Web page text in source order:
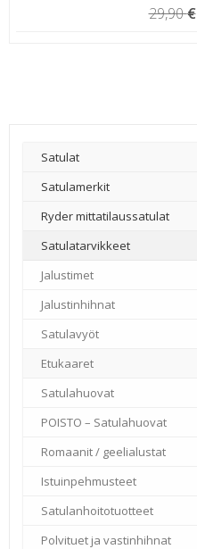
29,90€
Satulat
Satulamerkit
Ryder mittatilaussatulat
Satulatarvikkeet
–
Jalustimet
Jalustinhihnat
Satulavyöt
Etukaaret
Satulahuovat
POISTO – Satulahuovat
Romaanit / geelialustat
Istuinpehmusteet
Satulanhoitotuotteet
Polvituet ja vastinhihnat